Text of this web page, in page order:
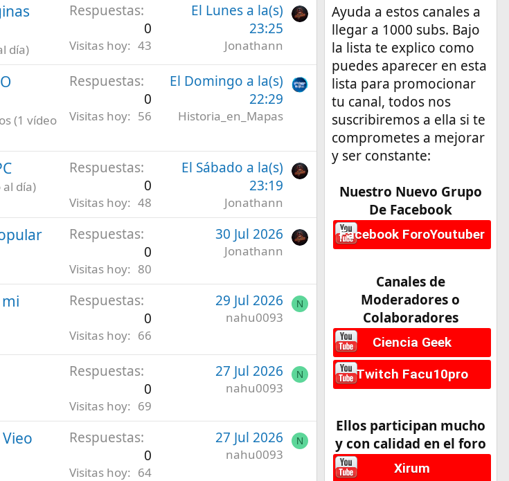
día)
Respuestas
0
Visitas hoy 43
El Lunes a la(s)
23:25
Jonathann
(1 vídeo
Respuestas
0
Visitas hoy 56
El Domingo a la(s)
22:29
Historia_en_Mapas
día)
Respuestas
0
Visitas hoy 48
El Sábado a la(s)
23:19
Jonathann
Respuestas
0
Visitas hoy 80
30 Jul 2026
Jonathann
Respuestas
0
Visitas hoy 66
29 Jul 2026
nahu0093
N
Respuestas
0
Visitas hoy 69
27 Jul 2026
nahu0093
N
Respuestas
0
Visitas hoy 64
27 Jul 2026
nahu0093
N
Ayuda a estos canales a
llegar a 1000 subs. Bajo
la lista te explico como
puedes aparecer en esta
lista para promocionar
tu canal, todos nos
suscribiremos a ella si te
comprometes a mejorar
y ser constante:
Nuestro Nuevo Grupo
De Facebook
Facebook ForoYoutuber
Canales de
Moderadores o
Colaboradores
Ciencia Geek
Twitch Facu10pro
Ellos participan mucho
y con calidad en el foro
Xirum